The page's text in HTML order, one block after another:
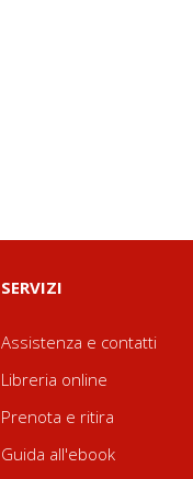
SERVIZI
Assistenza e contatti
Libreria online
Prenota e ritira
Guida all'ebook